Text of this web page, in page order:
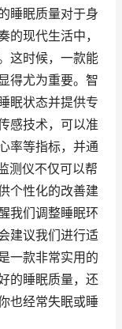
睡眠质量对于身
的现代生活中，
这时候，一款能
得尤为重要。智
眠状态并提供专
感技术，可以准
率等指标，并通
测仪不仅可以帮
个性化的改善建
我们调整睡眠环
建议我们进行适
一款非常实用的
的睡眠质量，还
也经常失眠或睡